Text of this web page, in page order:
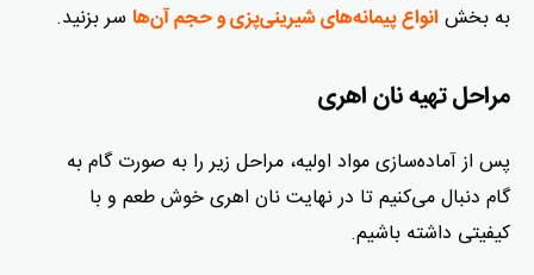
به بخش انواع پیمانه‌های شیرینی‌پزی و حجم آن‌ها سر بزنید.
مراحل تهیه نان اهری
پس از آماده‌سازی مواد اولیه، مراحل زیر را به صورت گام به
گام دنبال می‌کنیم تا در نهایت نان اهری خوش طعم و با
کیفیتی داشته باشیم.